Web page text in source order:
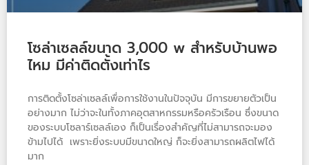
โซล่าเซลล์ขนาด 3,000 w สำหรับบ้านพอ
ไหม มีค่าติดตั้งเท่าไร
การติดตั้งโซล่าเซลล์เพื่อการใช้งานในปัจจุบัน มีการขยายตัวเป็น
อย่างมาก ไม่ว่าจะในทั้งภาคอุตสาหกรรมหรือครัวเรือน ซึ่งขนาด
ของระบบโซลาร์เซลล์เอง ก็เป็นเรื่องสำคัญที่ไม่สามารถจะมอง
ข้ามไปได้ เพราะยิ่งระบบมีขนาดใหญ่ ก็จะยิ่งสามารถผลิตไฟได้
มาก